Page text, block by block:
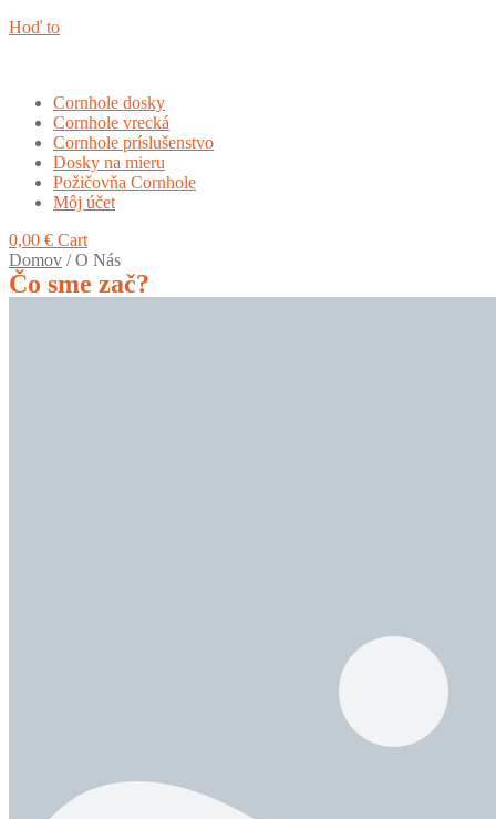
Hoď to
Cornhole dosky
Cornhole vrecká
Cornhole príslušenstvo
Dosky na mieru
Požičovňa Cornhole
Môj účet
0,00 € Cart
Domov /O Nás
Čo sme zač?